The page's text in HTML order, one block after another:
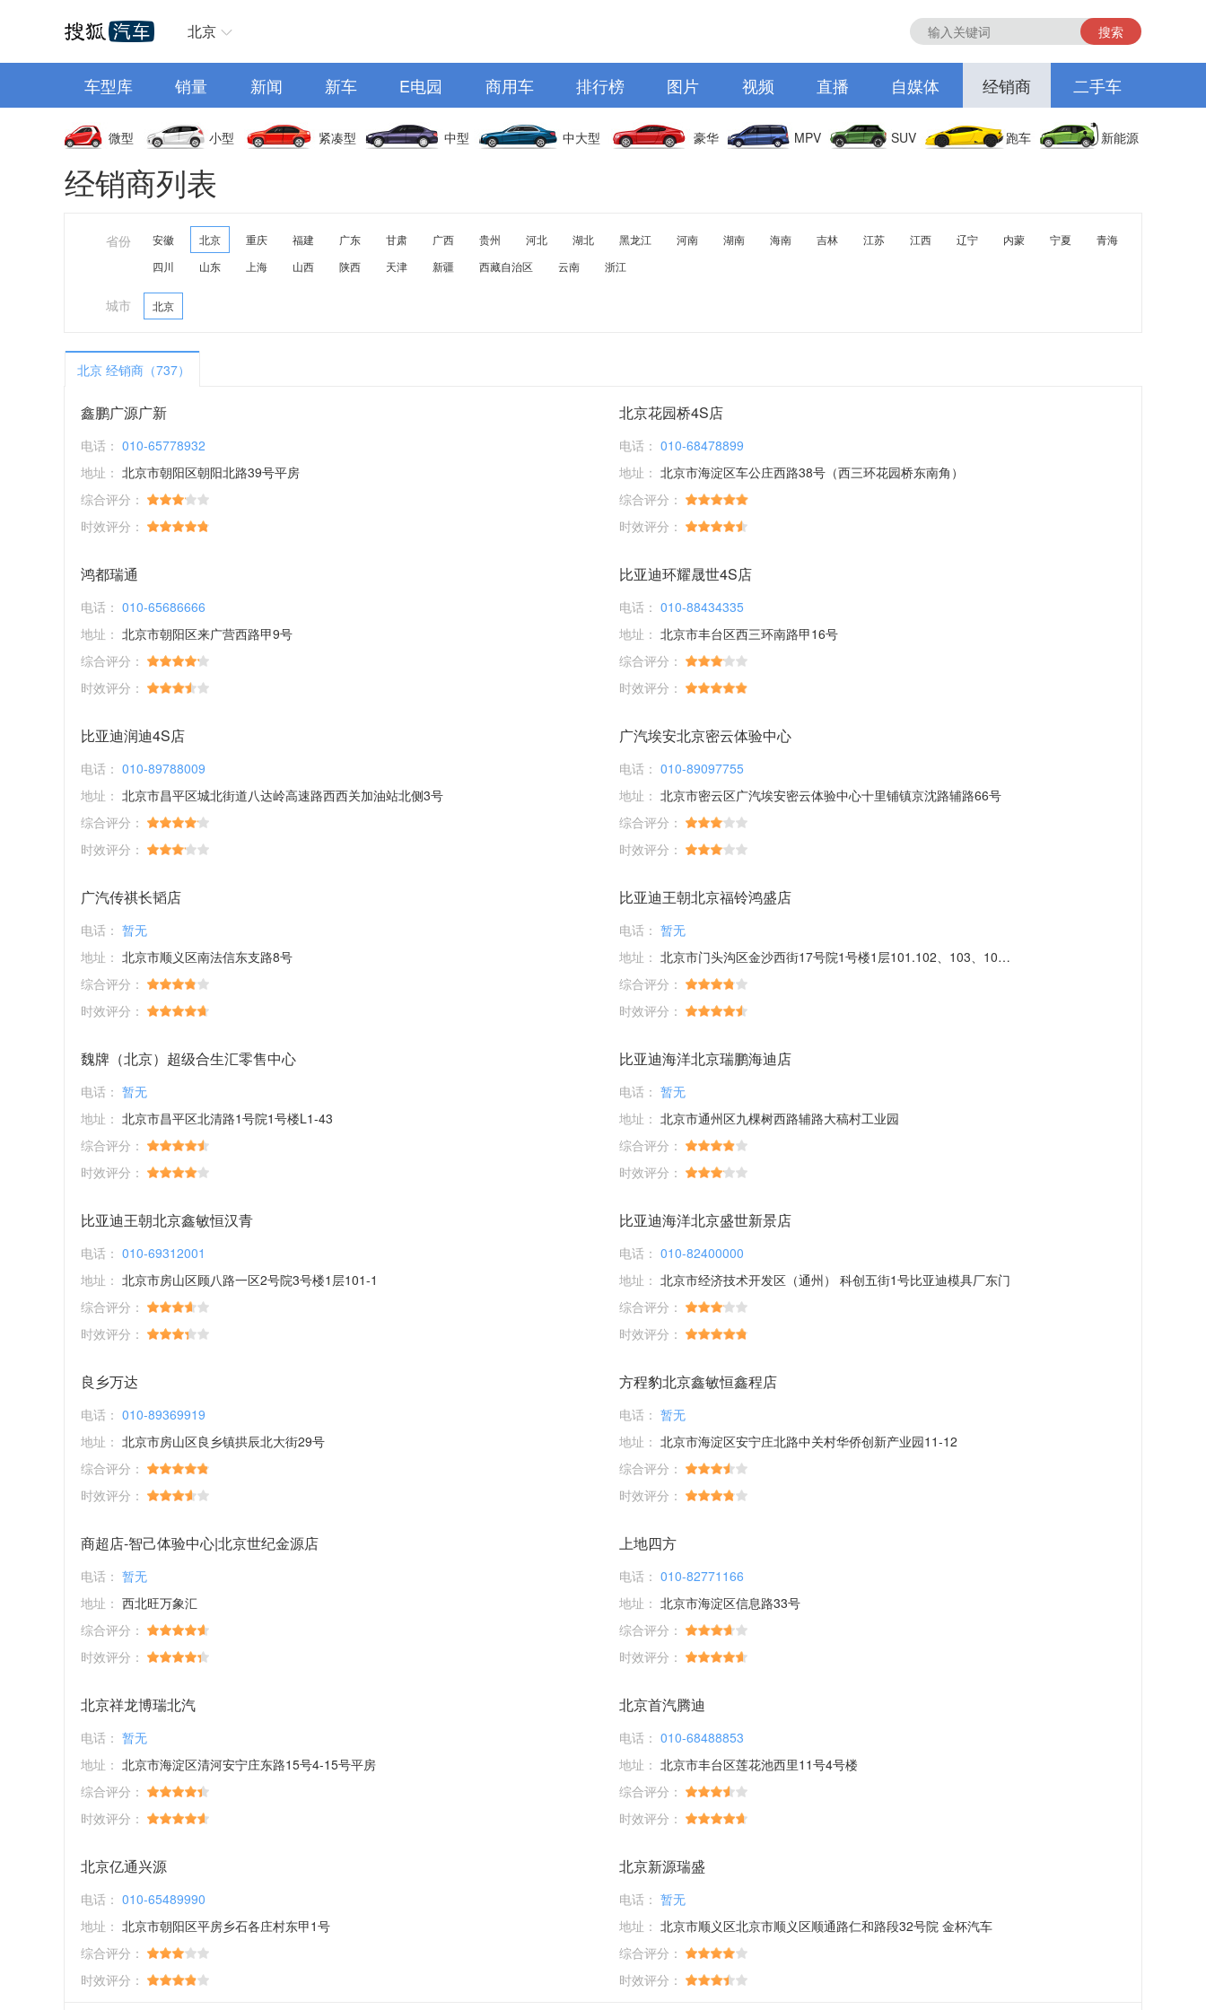
北京 搜索
车型库 销量 新闻 新车 E电园 商用车 排行榜 图片 视频 直播 自媒体 经销商 二手车
微型 小型 紧凑型 中型 中大型 豪华 MPV SUV 跑车 新能源
经销商列表
省份 安徽 北京 重庆 福建 广东 甘肃 广西 贵州 河北 湖北 黑龙江 河南 湖南 海南 吉林 江苏 江西 辽宁 内蒙 宁夏
青海
四川
山东 上海 山西 陕西 天津 新疆 西藏自治区 云南 浙江
城市 北京
北京 经销商（737）
鑫鹏广源广新
电话： 010-65778932
地址： 北京市朝阳区朝阳北路39号平房
综合评分：
时效评分：
北京花园桥4S店
电话： 010-68478899
地址： 北京市海淀区车公庄西路38号（西三环花园桥东南角）
综合评分：
时效评分：
鸿都瑞通
电话： 010-65686666
地址： 北京市朝阳区来广营西路甲9号
综合评分：
时效评分：
比亚迪环耀晟世4S店
电话： 010-88434335
地址： 北京市丰台区西三环南路甲16号
综合评分：
时效评分：
比亚迪润迪4S店
电话： 010-89788009
地址： 北京市昌平区城北街道八达岭高速路西西关加油站北侧3号
综合评分：
时效评分：
广汽埃安北京密云体验中心
电话： 010-89097755
地址： 北京市密云区广汽埃安密云体验中心十里铺镇京沈路辅路66号
综合评分：
时效评分：
广汽传祺长韬店
电话： 暂无
地址： 北京市顺义区南法信东支路8号
综合评分：
时效评分：
比亚迪王朝北京福铃鸿盛店
电话： 暂无
地址： 北京市门头沟区金沙西街17号院1号楼1层101.102、103、104、111、112
综合评分：
时效评分：
魏牌（北京）超级合生汇零售中心
电话： 暂无
地址： 北京市昌平区北清路1号院1号楼L1-43
综合评分：
时效评分：
比亚迪海洋北京瑞鹏海迪店
电话： 暂无
地址： 北京市通州区九棵树西路辅路大稿村工业园
综合评分：
时效评分：
比亚迪王朝北京鑫敏恒汉青
电话： 010-69312001
地址： 北京市房山区顾八路一区2号院3号楼1层101-1
综合评分：
时效评分：
比亚迪海洋北京盛世新景店
电话： 010-82400000
地址： 北京市经济技术开发区（通州） 科创五街1号比亚迪模具厂东门
综合评分：
时效评分：
良乡万达
电话： 010-89369919
地址： 北京市房山区良乡镇拱辰北大街29号
综合评分：
时效评分：
方程豹北京鑫敏恒鑫程店
电话： 暂无
地址： 北京市海淀区安宁庄北路中关村华侨创新产业园11-12
综合评分：
时效评分：
商超店-智己体验中心|北京世纪金源店
电话： 暂无
地址： 西北旺万象汇
综合评分：
时效评分：
上地四方
电话： 010-82771166
地址： 北京市海淀区信息路33号
综合评分：
时效评分：
北京祥龙博瑞北汽
电话： 暂无
地址： 北京市海淀区清河安宁庄东路15号4-15号平房
综合评分：
时效评分：
北京首汽腾迪
电话： 010-68488853
地址： 北京市丰台区莲花池西里11号4号楼
综合评分：
时效评分：
北京亿通兴源
电话： 010-65489990
地址： 北京市朝阳区平房乡石各庄村东甲1号
综合评分：
时效评分：
北京新源瑞盛
电话： 暂无
地址： 北京市顺义区北京市顺义区顺通路仁和路段32号院 金杯汽车
综合评分：
时效评分：